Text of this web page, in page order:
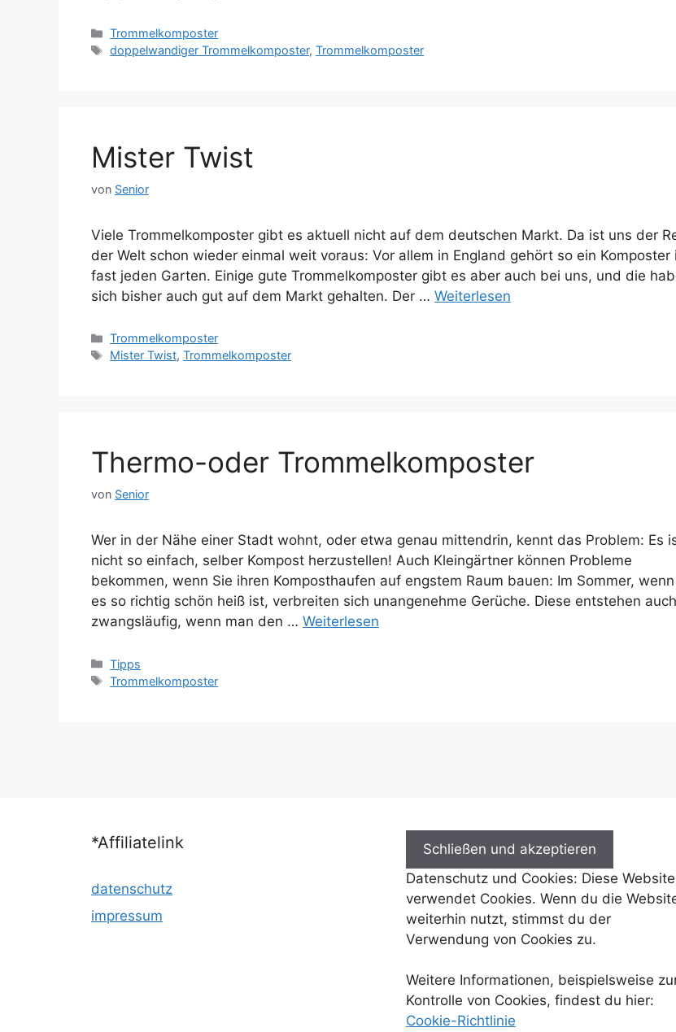
Kategorien
Trommelkomposter
Schlagwörter
doppelwandiger Trommelkomposter,Trommelkomposter
Mister Twist
von Senior
Viele Trommelkomposter gibt es aktuell nicht auf dem deutschen Markt. Da ist uns der
der Welt schon wieder einmal weit voraus: Vor allem in England gehört so ein Komposter
fast jeden Garten. Einige gute Trommelkomposter gibt es aber auch bei uns, und die
sich bisher auch gut auf dem Markt gehalten. Der … Weiterlesen
Kategorien
Trommelkomposter
Schlagwörter
Mister Twist,Trommelkomposter
Thermo-oder Trommelkomposter
von Senior
Wer in der Nähe einer Stadt wohnt, oder etwa genau mittendrin, kennt das Problem: Es
nicht so einfach, selber Kompost herzustellen! Auch Kleingärtner können Probleme
bekommen, wenn Sie ihren Komposthaufen auf engstem Raum bauen: Im Sommer, wenn
es so richtig schön heiß ist, verbreiten sich unangenehme Gerüche. Diese entstehen auch
zwangsläufig, wenn man den … Weiterlesen
Kategorien
Tipps
Schlagwörter
Trommelkomposter
*Affiliatelink
datenschutz
impressum
Datenschutz und Cookies: Diese Website
verwendet Cookies. Wenn du die
weiterhin nutzt, stimmst du der
Verwendung von Cookies zu.
Weitere Informationen, beispielsweise
Kontrolle von Cookies, findest du hier:
Cookie-Richtlinie